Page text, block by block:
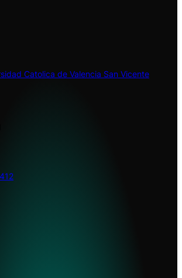
Catolica de Valencia San Vicente